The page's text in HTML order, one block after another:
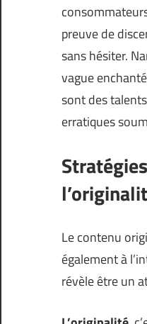
preuve de
sans hésiter.
vague
sont des
erratiques
Le contenu
également à
révèle être un